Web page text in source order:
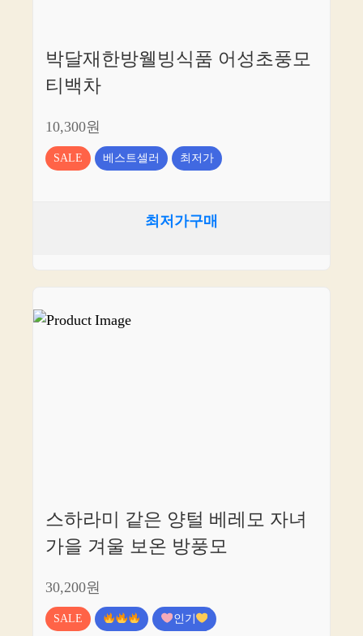
박달재한방웰빙식품 어성초풍모
티백차
10,300원
SALE 베스트셀러 최저가
최저가구매
스하라미 같은 양털 베레모 자녀
가을 겨울 보온 방풍모
30,200원
SALE 인기